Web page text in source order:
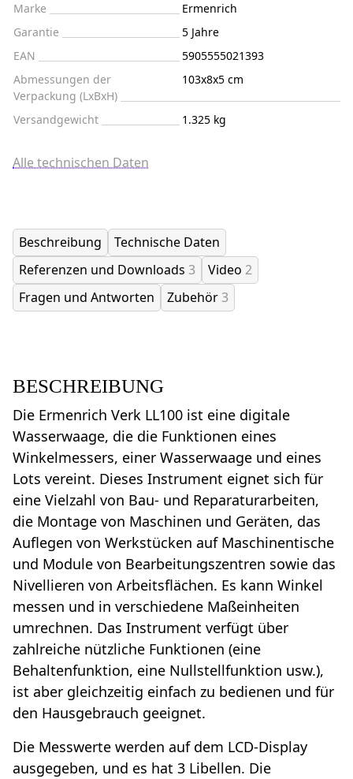
Marke
Ermenrich
Garantie
5 Jahre
EAN
5905555021393
Abmessungen der
Verpackung (LxBxH)
103x8x5 cm
Versandgewicht 1.325 kg
Alle technischen Daten
Beschreibung
Technische Daten
Referenzen und Downloads 3 Video 2
Fragen und Antworten
Zubehör3
BESCHREIBUNG
Die Ermenrich Verk LL100 ist eine digitale
Wasserwaage, die die Funktionen eines
Winkelmessers, einer Wasserwaage und eines
Lots vereint. Dieses Instrument eignet sich für
eine Vielzahl von Bau- und Reparaturarbeiten,
die Montage von Maschinen und Geräten, das
Auflegen von Werkstücken auf Maschinentische
und Module von Bearbeitungszentren sowie das
Nivellieren von Arbeitsflächen. Es kann Winkel
messen und in verschiedene Maßeinheiten
umrechnen. Das Instrument verfügt über
zahlreiche nützliche Funktionen (eine
Behaltenfunktion, eine Nullstellfunktion usw.),
ist aber gleichzeitig einfach zu bedienen und für
den Hausgebrauch geeignet.
Die Messwerte werden auf dem LCD-Display
ausgegeben, und es hat 3 Libellen. Die